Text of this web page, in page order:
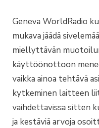
Geneva WorldRadio
mukava jäädä
miellyttävän
käyttöönottoon
vaikka ainoa tehtävä
kytkeminen laitteen
vaihdettavissa sitten
ja kestäviä arvoja